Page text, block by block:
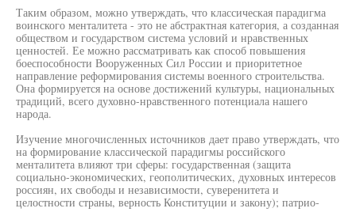
Таким образом, можно утверждать, что классическая парадигма
воинского менталитета - это не абстрактная категория, а созданная
обществом и государством система условий и нравственных
ценностей. Ее можно рассматривать как способ повышения
боеспособности Вооруженных Сил России и приоритетное
направление реформирования системы военного строительства.
Она формируется на основе достижений культуры, национальных
традиций, всего духовно-нравственного потенциала нашего
народа.
Изучение многочисленных источников дает право утверждать, что
на формирование классической парадигмы российского
менталитета влияют три сферы: государственная (защита
социально-экономических, геополитических, духовных интересов
россиян, их свободы и независимости, суверенитета и
целостности страны, верность Конституции и закону); патрио-